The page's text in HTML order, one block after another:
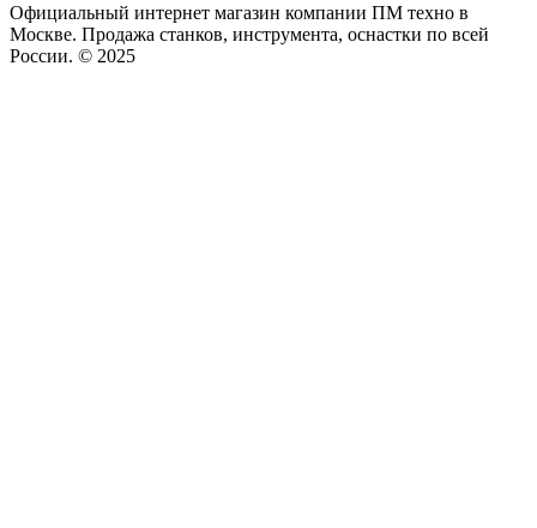
Официальный интернет магазин компании ПМ техно в
Москве. Продажа станков, инструмента, оснастки по всей
России. © 2025